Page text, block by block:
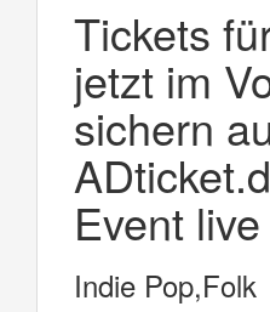
Tickets
jetzt im
sichern
Event
Indie Pop,Folk